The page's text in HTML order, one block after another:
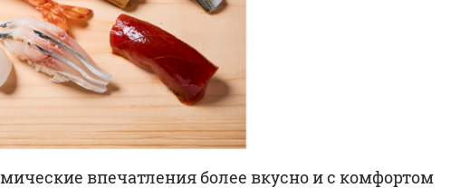
впечатления более вкусно и с комфортом